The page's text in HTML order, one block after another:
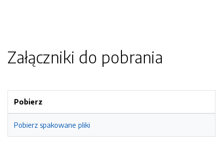
Załączniki do pobrania
Pobierz
Pobierz spakowane pliki